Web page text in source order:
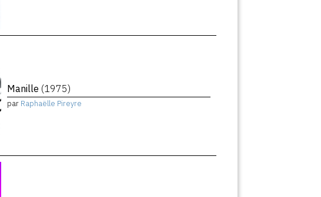
Manille (1975)
par Raphaëlle Pireyre